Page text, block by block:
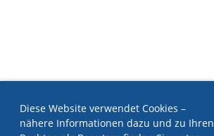
Diese Website verwendet Cookies –
nähere Informationen dazu und zu Ihren